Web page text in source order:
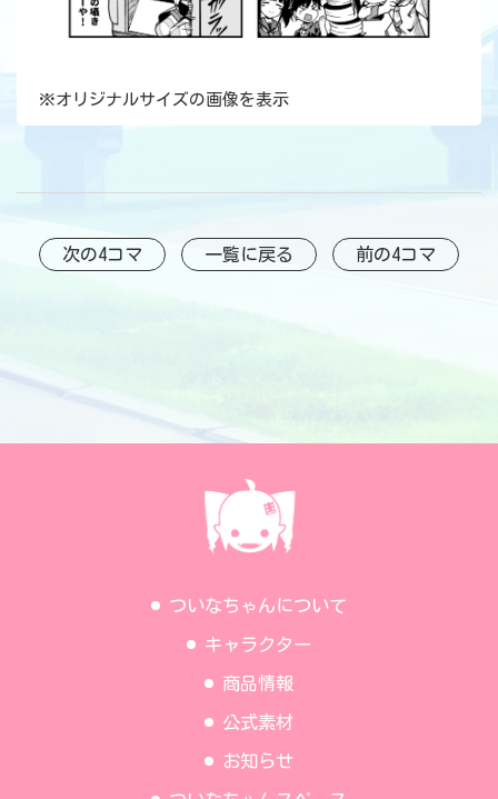
※オリジナルサイズの画像を表示
前の4コマ
次の4コマ 一覧に戻る
ついなちゃんについて
キャラクター
商品情報
公式素材
お知らせ